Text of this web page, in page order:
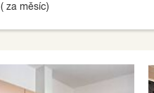
( za měsíc)